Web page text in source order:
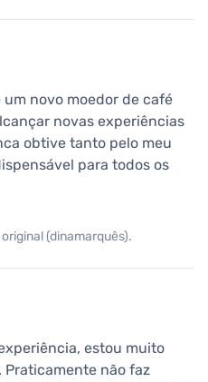
um novo moedor de café
novas experiências
obtive tanto pelo meu
para todos os
(dinamarquês).
estou muito
Praticamente não faz